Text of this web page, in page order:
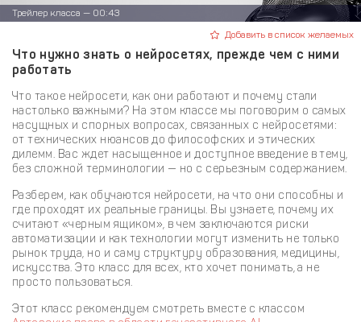
Трейлер класса — 00:43
Добавить в список желаемых
Что нужно знать о нейросетях, прежде чем с ними
работать
Что такое нейросети, как они работают и почему стали
настолько важными? На этом классе мы поговорим о самых
насущных и спорных вопросах, связанных с нейросетями:
от технических нюансов до философских и этических
дилемм. Вас ждет насыщенное и доступное введение в тему,
без сложной терминологии — но с серьезным содержанием.
Разберем, как обучаются нейросети, на что они способны и
где проходят их реальные границы. Вы узнаете, почему их
считают «черным ящиком», в чем заключаются риски
автоматизации и как технологии могут изменить не только
рынок труда, но и саму структуру образования, медицины,
искусства. Это класс для всех, кто хочет понимать, а не
просто пользоваться.
Этот класс рекомендуем смотреть вместе с классом